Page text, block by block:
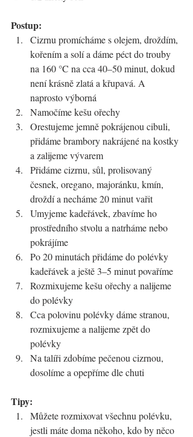
Postup:
Cizrnu promícháme s olejem, droždím,
kořením a solí a dáme péct do trouby
na 160 °C na cca 40–50 minut, dokud
není krásně zlatá a křupavá. A
naprosto výborná
Namočíme kešu ořechy
Orestujeme jemně pokrájenou cibuli,
přidáme brambory nakrájené na kostky
a zalijeme vývarem
Přidáme cizrnu, sůl, prolisovaný
česnek, oregano, majoránku, kmín,
droždí a necháme 20 minut vařit
Umyjeme kadeřávek, zbavíme ho
prostředního stvolu a natrháme nebo
pokrájíme
Po 20 minutách přidáme do polévky
kadeřávek a ještě 3–5 minut povaříme
Rozmixujeme kešu ořechy a nalijeme
do polévky
Cca polovinu polévky dáme stranou,
rozmixujeme a nalijeme zpět do
polévky
Na talíři zdobíme pečenou cizrnou,
dosolíme a opepříme dle chuti
Tipy:
Můžete rozmixovat všechnu polévku,
jestli máte doma někoho, kdo by něco